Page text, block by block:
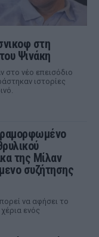
στη
Ψινάκη
στο νέο επεισόδιο
ιστορίες
της Μίλαν
συζήτησης
να αφήσει το
ενός